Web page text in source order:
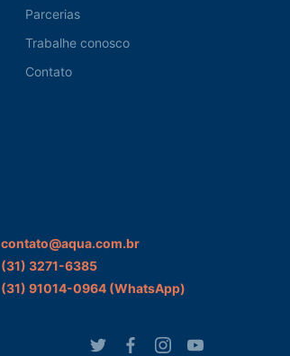
Parcerias
Trabalhe conosco
Contato
contato@aqua.com.br
(31) 3271-6385
(31) 91014-0964‬ (WhatsApp)